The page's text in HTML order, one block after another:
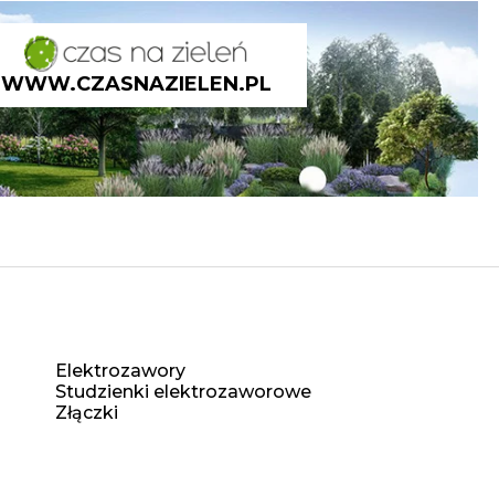
WWW.CZASNAZIELEN.PL
Elektrozawory
Studzienki elektrozaworowe
Złączki